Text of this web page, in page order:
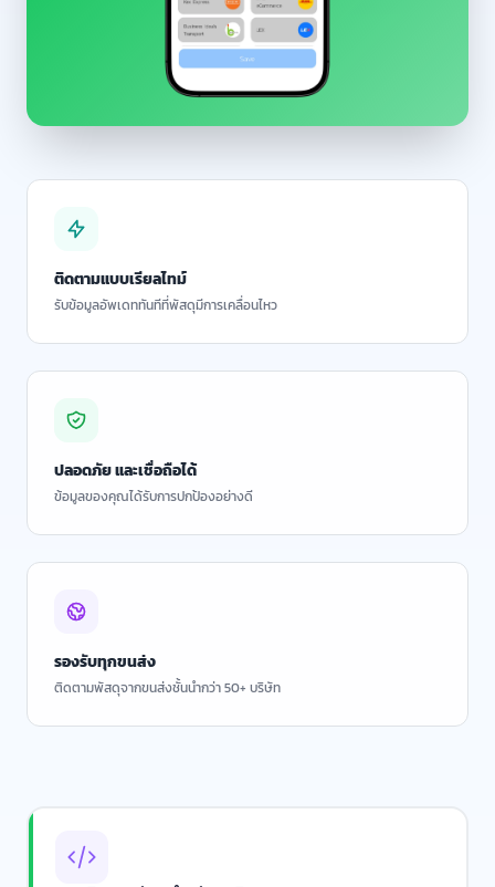
ติดตามแบบเรียลไทม์
รับข้อมูลอัพเดททันทีที่พัสดุมีการเคลื่อนไหว
ปลอดภัย และเชื่อถือได้
ข้อมูลของคุณได้รับการปกป้องอย่างดี
รองรับทุกขนส่ง
ติดตามพัสดุจากขนส่งชั้นนำกว่า 50+ บริษัท